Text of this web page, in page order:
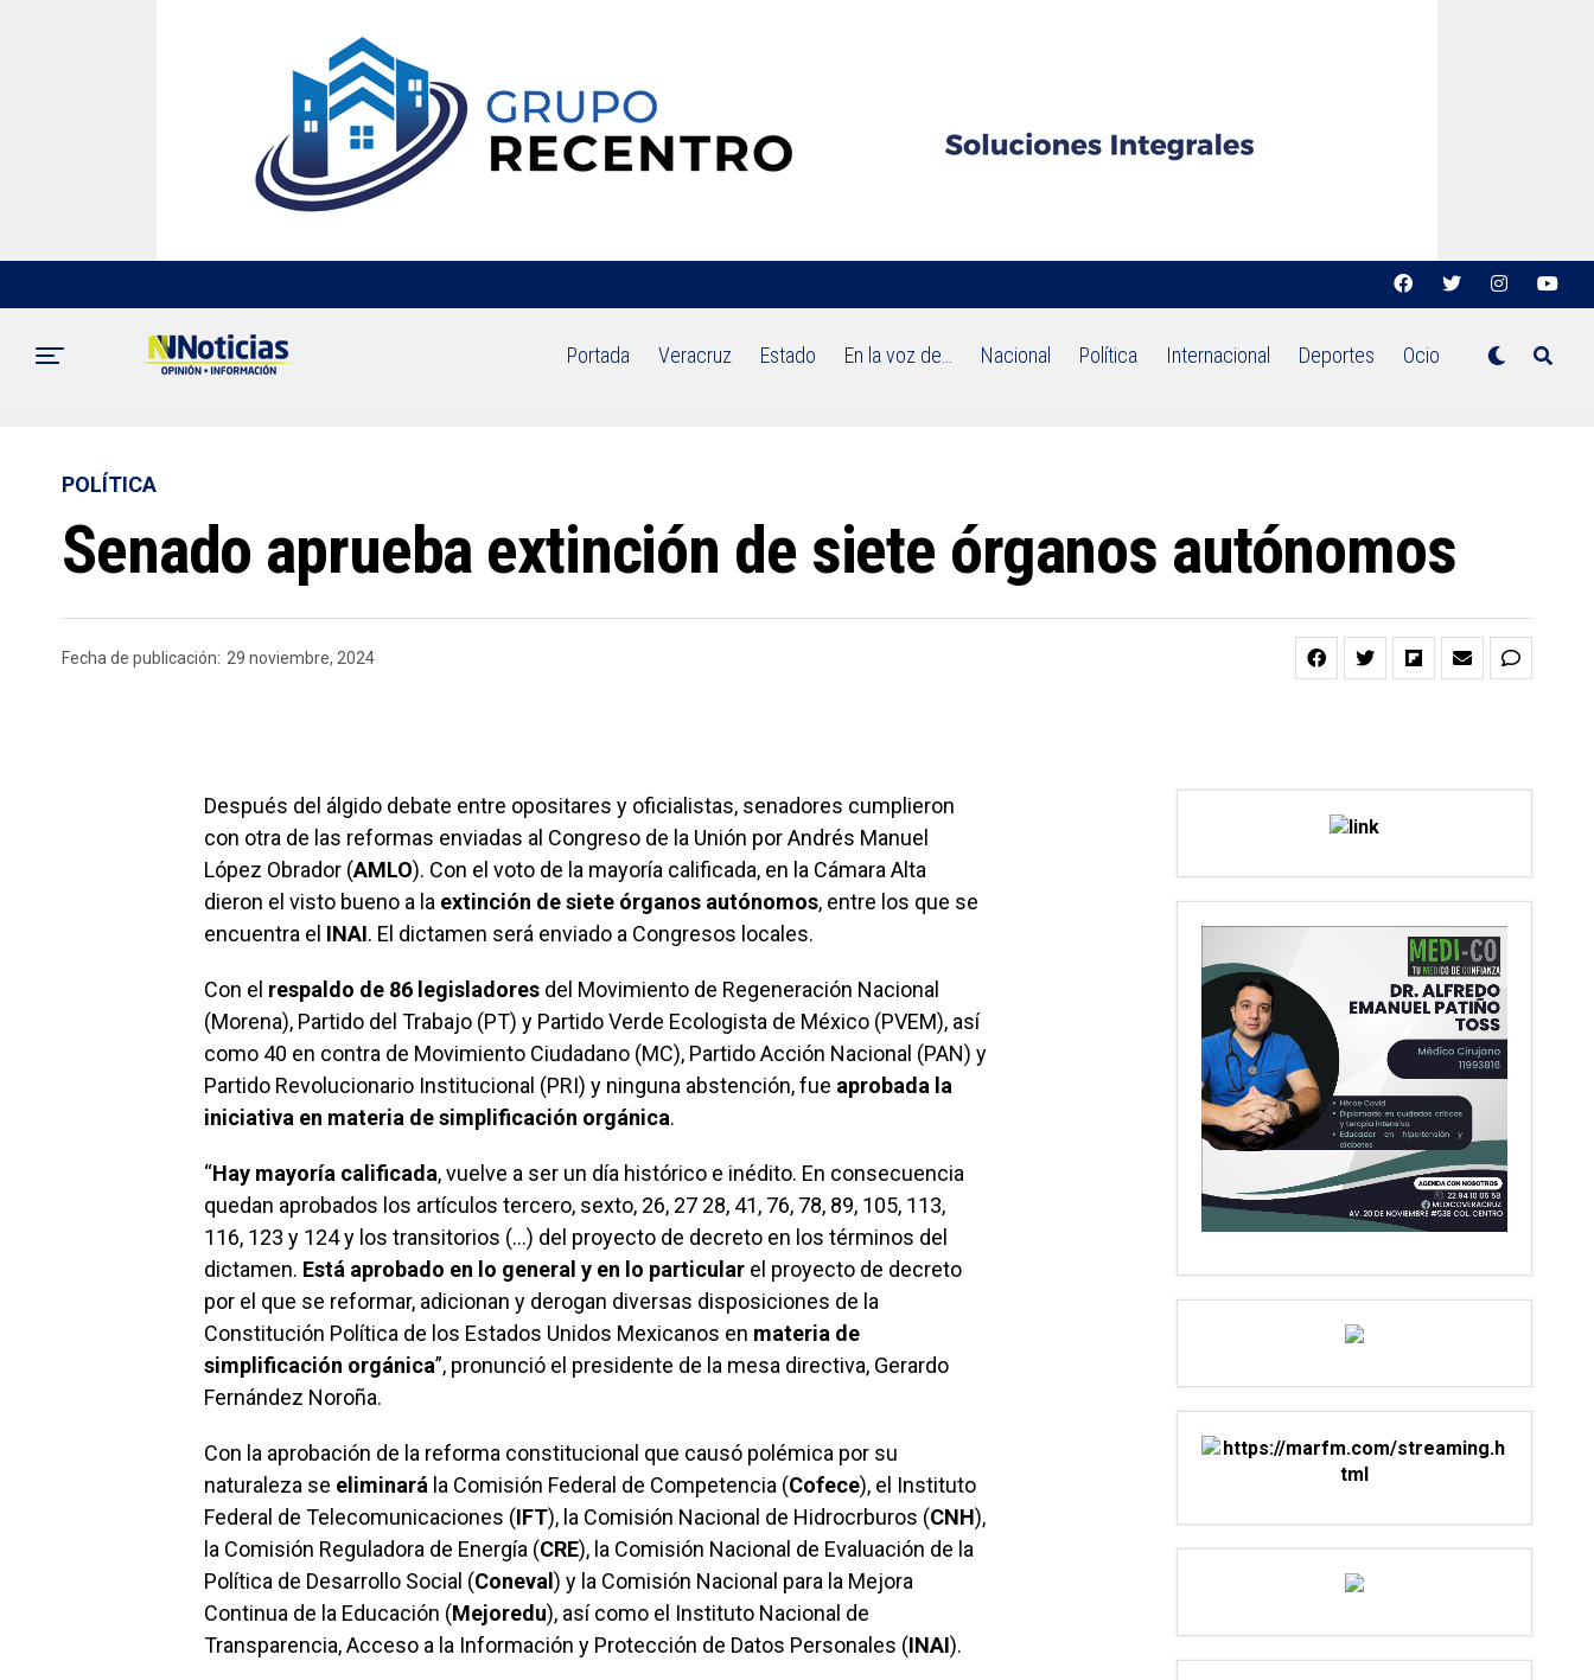
Portada Veracruz Estado En la voz de… Nacional Política Internacional Deportes Ocio
POLÍTICA
Senado aprueba extinción de siete órganos autónomos
Fecha de publicación: 29 noviembre, 2024
Después del álgido debate entre opositares y oficialistas, senadores cumplieron
con otra de las reformas enviadas al Congreso de la Unión por Andrés Manuel
López Obrador (AMLO). Con el voto de la mayoría calificada, en la Cámara Alta
dieron el visto bueno a la extinción de siete órganos autónomos, entre los que se
encuentra el INAI. El dictamen será enviado a Congresos locales.
Con el respaldo de 86 legisladores del Movimiento de Regeneración Nacional
(Morena), Partido del Trabajo (PT) y Partido Verde Ecologista de México (PVEM), así
como 40 en contra de Movimiento Ciudadano (MC), Partido Acción Nacional (PAN) y
Partido Revolucionario Institucional (PRI) y ninguna abstención, fue aprobada la
iniciativa en materia de simplificación orgánica.
“Hay mayoría calificada, vuelve a ser un día histórico e inédito. En consecuencia
quedan aprobados los artículos tercero, sexto, 26, 27 28, 41, 76, 78, 89, 105, 113,
116, 123 y 124 y los transitorios (…) del proyecto de decreto en los términos del
dictamen. Está aprobado en lo general y en lo particular el proyecto de decreto
por el que se reformar, adicionan y derogan diversas disposiciones de la
Constitución Política de los Estados Unidos Mexicanos en materia de
simplificación orgánica”, pronunció el presidente de la mesa directiva, Gerardo
Fernández Noroña.
Con la aprobación de la reforma constitucional que causó polémica por su
naturaleza se eliminará la Comisión Federal de Competencia (Cofece), el Instituto
Federal de Telecomunicaciones (IFT), la Comisión Nacional de Hidrocrburos (CNH),
la Comisión Reguladora de Energía (CRE), la Comisión Nacional de Evaluación de la
Política de Desarrollo Social (Coneval ) y la Comisión Nacional para la Mejora
Continua de la Educación (Mejoredu), así como el Instituto Nacional de
Transparencia, Acceso a la Información y Protección de Datos Personales (INAI).